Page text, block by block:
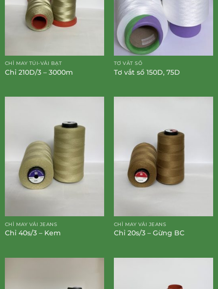
CHỈ MAY TÚI-VẢI BẠT
Chỉ 210D/3 – 3000m
TƠ VẮT SỔ
Tơ vắt sổ 150D, 75D
CHỈ MAY VẢI JEANS
Chỉ 40s/3 – Kem
CHỈ MAY VẢI JEANS
Chỉ 20s/3 – Gừng BC